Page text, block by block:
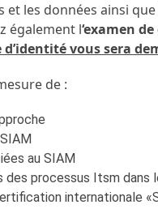
les données ainsi
également l‘examen
d’identité vous sera
de :
au SIAM
processus Itsm dans
internationale